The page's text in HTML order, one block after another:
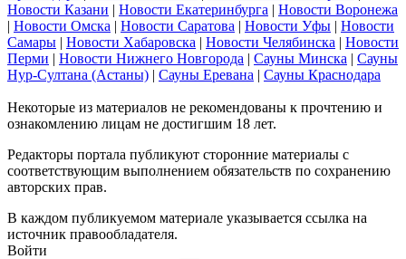
Новости Казани | Новости Екатеринбурга | Новости Воронежа
| Новости Омска | Новости Саратова | Новости Уфы | Новости
Самары | Новости Хабаровска | Новости Челябинска | Новости
Перми | Новости Нижнего Новгорода | Сауны Минска | Сауны
Нур-Султана (Астаны) | Сауны Еревана | Сауны Краснодара
Некоторые из материалов не рекомендованы к прочтению и
ознакомлению лицам не достигшим 18 лет.
Редакторы портала публикуют сторонние материалы с
соответствующим выполнением обязательств по сохранению
авторских прав.
В каждом публикуемом материале указывается ссылка на
источник правообладателя.
Войти